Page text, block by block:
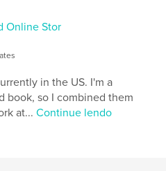
cm
2020
Online Stor
in the US. I'm a
book, so I combined them
at...Continue lendo